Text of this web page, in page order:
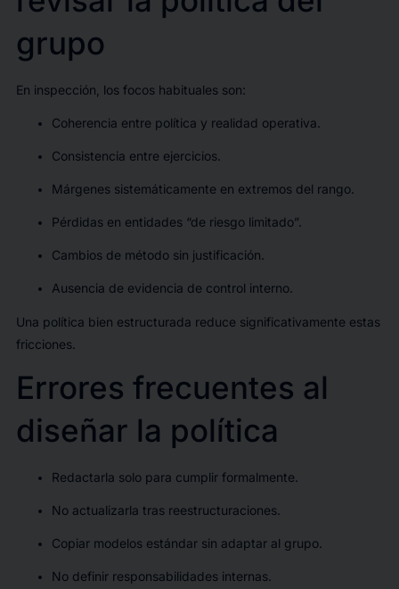
grupo
En inspección, los focos habituales son:
Coherencia entre política y realidad operativa.
Consistencia entre ejercicios.
Márgenes sistemáticamente en extremos del rango.
Pérdidas en entidades “de riesgo limitado”.
Cambios de método sin justificación.
Ausencia de evidencia de control interno.
Una política bien estructurada reduce significativamente estas
fricciones.
Errores frecuentes al
diseñar la política
Redactarla solo para cumplir formalmente.
No actualizarla tras reestructuraciones.
Copiar modelos estándar sin adaptar al grupo.
No definir responsabilidades internas.